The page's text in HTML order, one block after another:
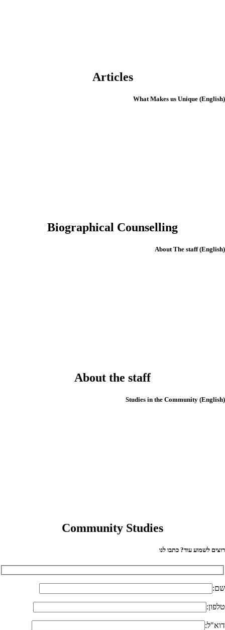
Articles
(English)
Biographical Counselling
(English)
About the staff
(English)
Community Studies
לשמוע עוד? כתבו לנו